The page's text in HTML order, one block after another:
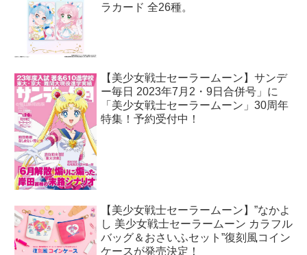
ラカード 全26種。
【美少女戦士セーラームーン】サンデ
ー毎日 2023年7月2・9日合併号」に
「美少女戦士セーラームーン」30周年
特集！予約受付中！
【美少女戦士セーラームーン】”なかよ
し 美少女戦士セーラームーン カラフル
バッグ＆おさいふセット”復刻風コイン
ケースが発売決定！